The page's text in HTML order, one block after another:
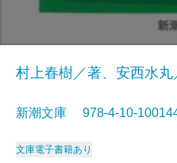
村上春樹／著、安西水丸
新潮文庫 978-4-10-
文庫電子書籍あり